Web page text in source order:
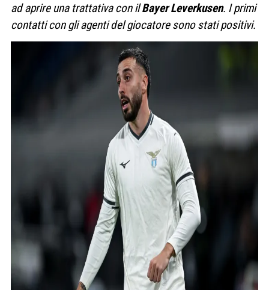
ad aprire una trattativa con ilBayer Leverkusen. I primi
contatti con gli agenti del giocatore sono stati positivi.